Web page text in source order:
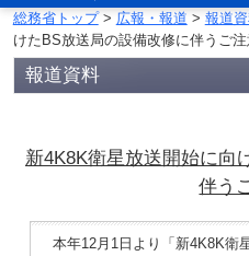
総務省トップ> 広報・報道 > 報道
けたBS放送局の設備改修に伴うご
報道資料
新4K8K衛星放送開始に向
伴う
本年12月1日より「新4K8K衛